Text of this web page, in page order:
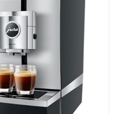
X3 Professional